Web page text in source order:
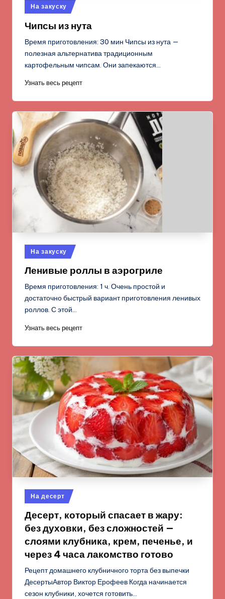
Опубликовано
в
На закуску
Чипсы из нута
Время приготовления: 30 мин Чипсы из нута —
полезная альтернатива традиционным
картофельным чипсам. Они запекаются…
Узнать весь рецепт
Опубликовано
в
На закуску
Ленивые роллы в аэрогриле
Время приготовления: 1 ч. Очень простой и
достаточно быстрый вариант приготовления ленивых
роллов. С этой…
Узнать весь рецепт
Опубликовано
в
На десерт
Десерт, который спасает в жару:
без духовки, без сложностей —
слоями клубника, крем, печенье, и
через 4 часа лакомство готово
Рецепт домашнего клубничного торта без выпечки
ДесертыАвтор Виктор Ерофеев Когда начинается
сезон клубники, хочется готовить…